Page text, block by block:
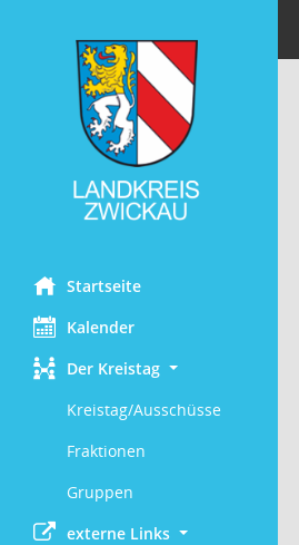
Startseite
Kalender
Der Kreistag
Kreistag/Ausschüsse
Fraktionen
Gruppen
externe Links